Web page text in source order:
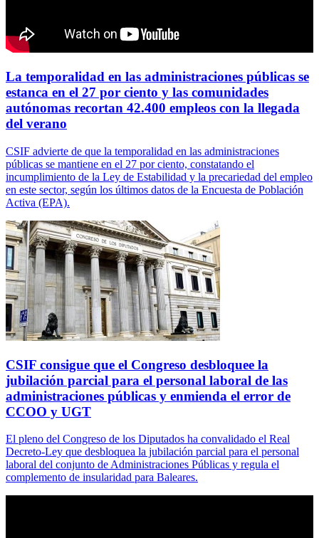
La temporalidad en las administraciones públicas se
estanca en el 27 por ciento y las comunidades
autónomas recortan 42.400 empleos con la llegada
del verano
CSIF advierte de que la temporalidad en las administraciones
públicas se mantiene en el 27 por ciento, constatando el
incumplimiento de la Ley de Estabilidad y la precariedad del empleo
en este sector, según los últimos datos de la Encuesta de Población
Activa (EPA).
CSIF consigue que el Congreso desbloquee la
jubilación parcial para el personal laboral de las
administraciones públicas y enmienda el error de
CCOO y UGT
El pleno del Congreso de los Diputados ha convalidado el Real
Decreto-Ley que desbloquea la jubilación parcial para el personal
laboral del conjunto de Administraciones Públicas y regula el
complemento de insularidad para Baleares.